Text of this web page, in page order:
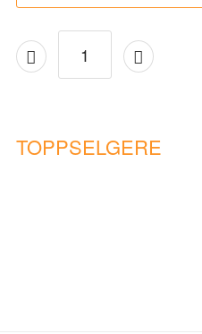
TOPPSELGERE